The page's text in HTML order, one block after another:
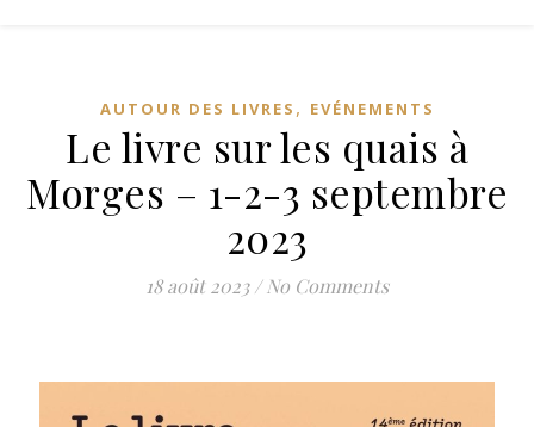
AUTOUR DES LIVRES , EVÉNEMENTS
Le livre sur les quais à
Morges – 1-2-3 septembre
2023
18 août 2023 / No Comments